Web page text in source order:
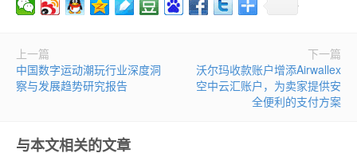
上一篇
中国数字运动潮玩行业深度洞
察与发展趋势研究报告
下一篇
沃尔玛收款账户增添Airwallex
空中云汇账户，为卖家提供安
全便利的支付方案
与本文相关的文章